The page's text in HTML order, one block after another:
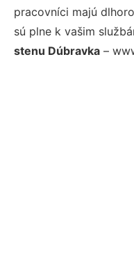
pracovníci majú
sú plne k vašim
stenu Dúbravka –